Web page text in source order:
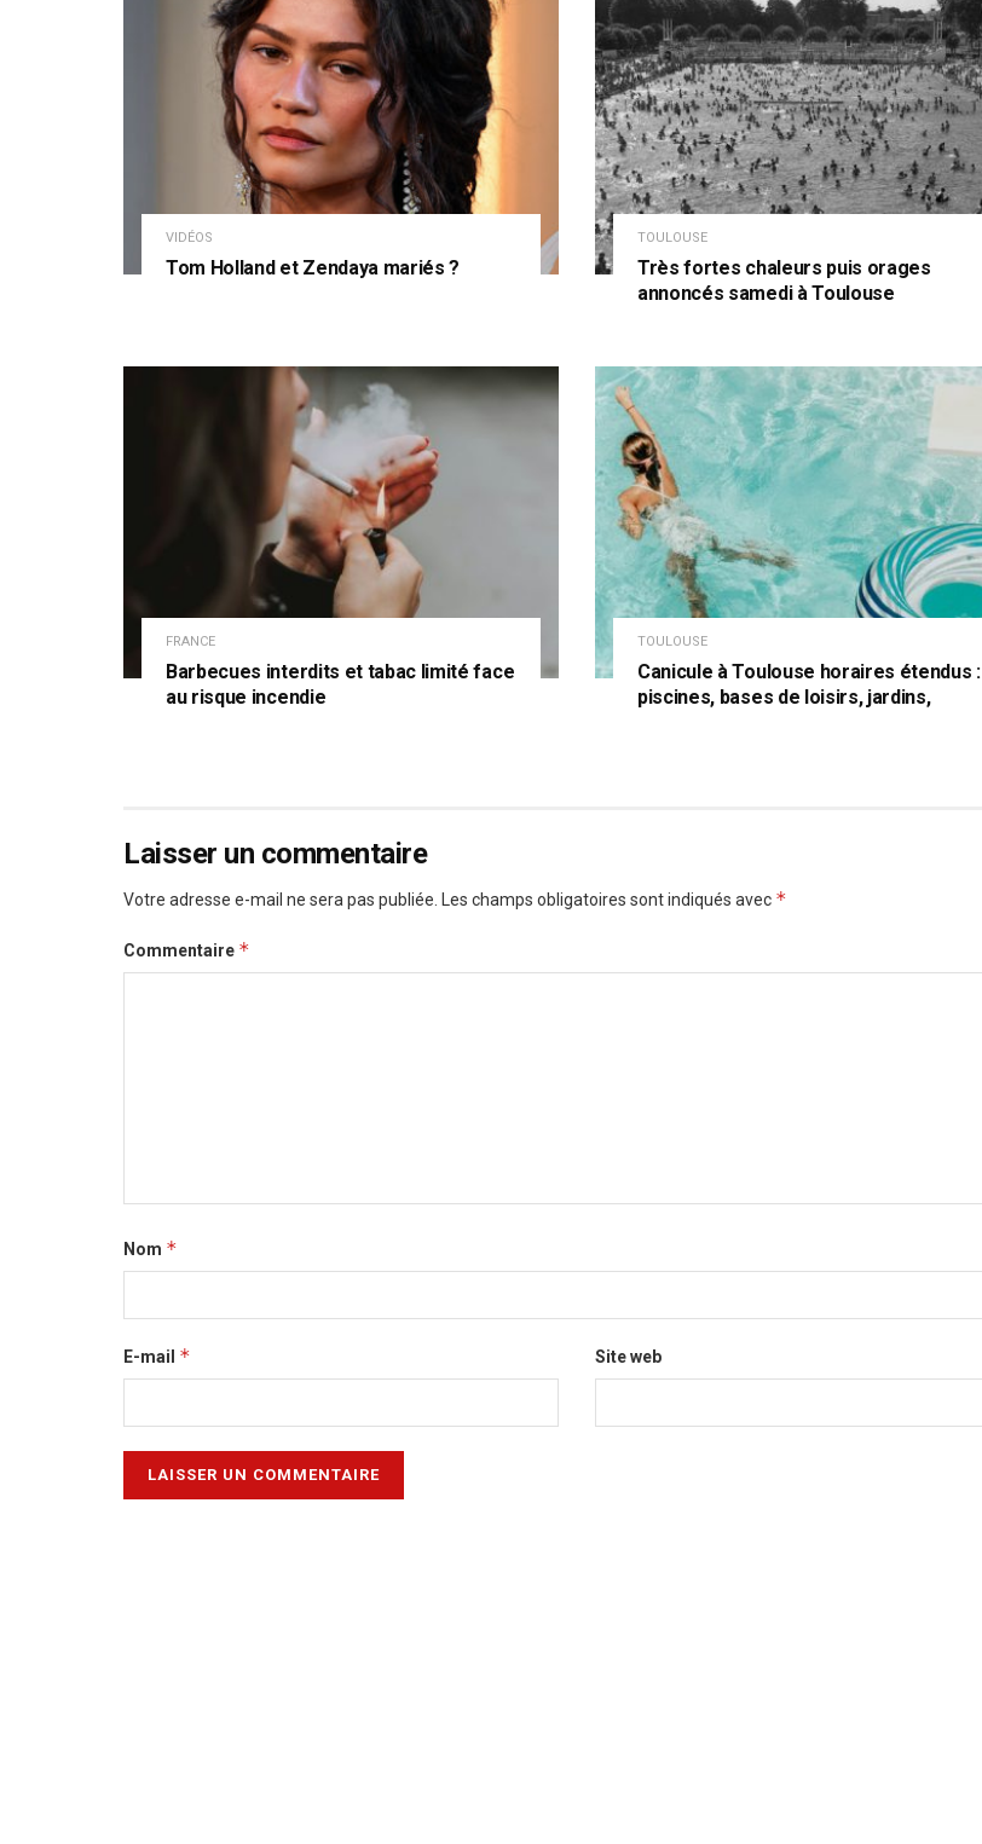
VIDÉOS
Tom Holland et Zendaya mariés ?
TOULOUSE
Très fortes chaleurs puis orages
annoncés samedi à Toulouse
FRANCE
Barbecues interdits et tabac limité face
au risque incendie
TOULOUSE
Canicule à Toulouse horaires étendus :
piscines, bases de loisirs, jardins,
Laisser un commentaire
Votre adresse e-mail ne sera pas publiée. Les champs obligatoires sont indiqués avec *
Commentaire *
Nom *
E-mail * Site web